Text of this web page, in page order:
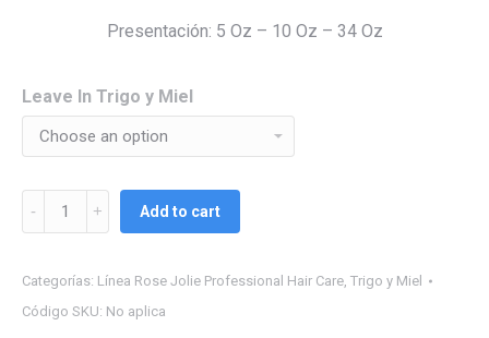
Presentación: 5 Oz – 10 Oz – 34 Oz
Leave In Trigo y Miel
Leave
In
y
Miel*
Add to cart
Categorías: Línea Rose Jolie Professional Hair Care, Trigo y Miel
Código SKU: No aplica